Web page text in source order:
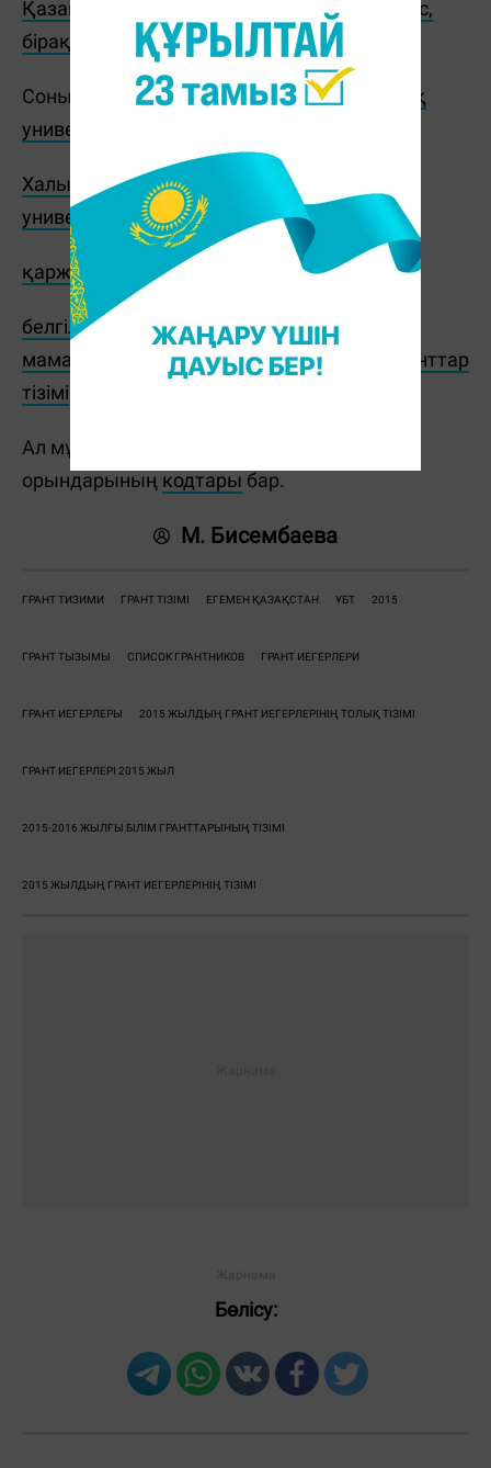
Қазақстан Республикасы азаматтары емес,
бірақ ұлты қазақтарға арналған квоталар
Сонымен қатар, Қазақ-Британ техникалық
университетіне
Халықаралық акпараттық технологиялар
университетінің гранттары;
қаржы академиясы
белгіленген квота аясында сұраныс жоқ
мамандықтарды қайта бөлген кездегі гранттар
тізімі
Ал мұнда жоғары оқу
орындарының кодтары бар.
М. Бисембаева
ГРАНТ ТИЗИМИ ГРАНТ ТІЗІМІ ЕГЕМЕН ҚАЗАҚСТАН ҰБТ 2015
ГРАНТ ТЫЗЫМЫ СПИСОК ГРАНТНИКОВ ГРАНТ ИЕГЕРЛЕРИ
ГРАНТ ИЕГЕРЛЕРЫ 2015 ЖЫЛДЫҢ ГРАНТ ИЕГЕРЛЕРІНІҢ ТОЛЫҚ ТІЗІМІ
ГРАНТ ИЕГЕРЛЕРІ 2015 ЖЫЛ
2015-2016 ЖЫЛҒЫ БІЛІМ ГРАНТТАРЫНЫҢ ТІЗІМІ
2015 ЖЫЛДЫҢ ГРАНТ ИЕГЕРЛЕРІНІҢ ТІЗІМІ
Бөлісу: